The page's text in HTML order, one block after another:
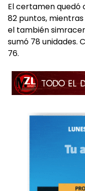
El certamen quedó
82 puntos,
el también
sumó 78 unidades.
76.